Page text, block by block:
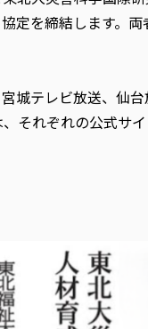
定を締結します。
城テレビ放送、仙
それぞれの公式サ